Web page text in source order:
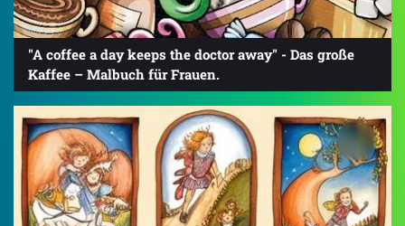
"A coffee a day keeps the doctor away" - Das große
Kaffee – Malbuch für Frauen.